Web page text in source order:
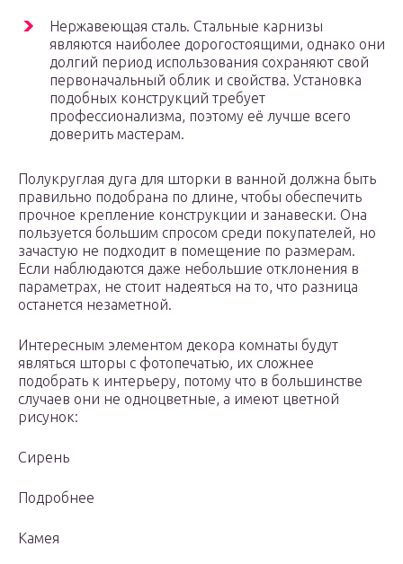
Нержавеющая сталь. Стальные карнизы
являются наиболее дорогостоящими, однако они
долгий период использования сохраняют свой
первоначальный облик и свойства. Установка
подобных конструкций требует
профессионализма, поэтому её лучше всего
доверить мастерам.
Полукруглая дуга для шторки в ванной должна быть
правильно подобрана по длине, чтобы обеспечить
прочное крепление конструкции и занавески. Она
пользуется большим спросом среди покупателей, но
зачастую не подходит в помещение по размерам.
Если наблюдаются даже небольшие отклонения в
параметрах, не стоит надеяться на то, что разница
останется незаметной.
Интересным элементом декора комнаты будут
являться шторы с фотопечатью, их сложнее
подобрать к интерьеру, потому что в большинстве
случаев они не одноцветные, а имеют цветной
рисунок:
Сирень
Подробнее
Камея